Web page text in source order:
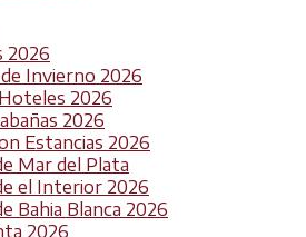
2026
Invierno 2026
2026
2026
Estancias 2026
Mar del Plata
el Interior 2026
Bahia Blanca 2026
2026